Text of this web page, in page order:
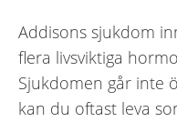
Addisons sjukdom
flera livsviktiga
Sjukdomen går inte
kan du oftast leva